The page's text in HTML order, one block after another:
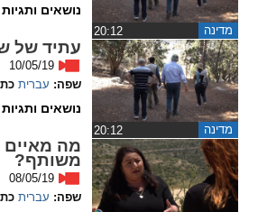
מדינה
נושאים
מדינה
עתיד של
10/05/19
שפה: עברית
נושאים
מה מאיים
משותף?
08/05/19
שפה: עברית